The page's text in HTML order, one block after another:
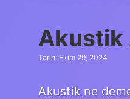
Akustik
Tarih: Ekim 29, 2024
Akustik ne